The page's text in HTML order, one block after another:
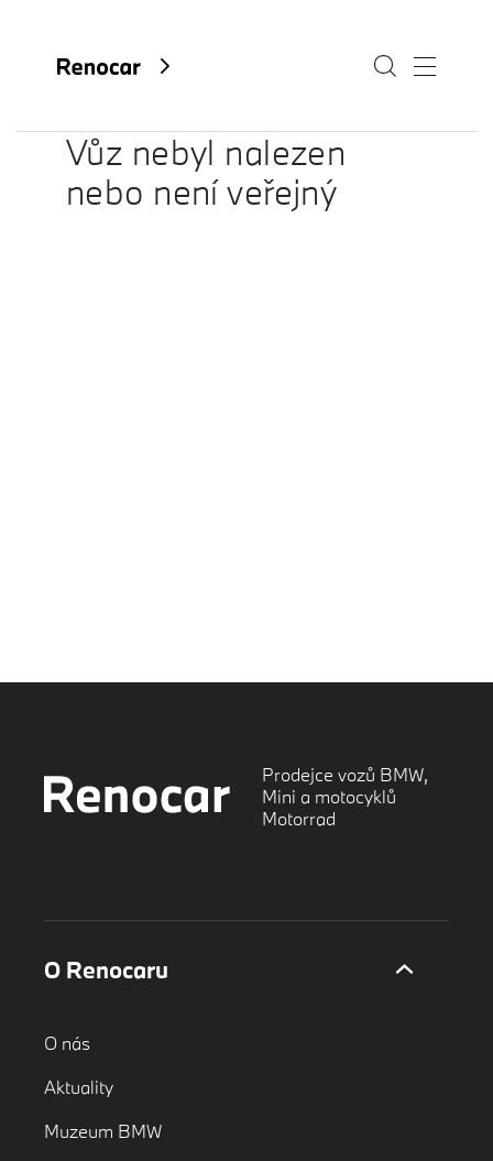
O nás
Vůz nebyl nalezen
nebo není veřejný
Prodejce vozů BMW,
Mini a motocyklů
Motorrad
O Renocaru
O nás
Aktuality
Muzeum BMW